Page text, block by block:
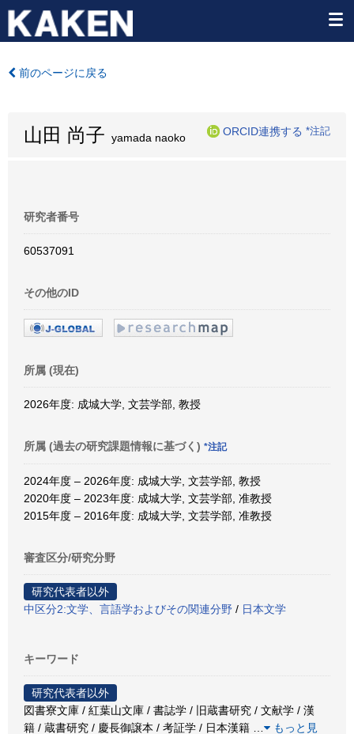
前のページに戻る
山田 尚子 yamada naoko
ORCID連携する *注記
研究者番号
60537091
その他のID
所属 (現在)
2026年度: 成城大学, 文芸学部, 教授
所属 (過去の研究課題情報に基づく) *注記
2024年度 – 2026年度: 成城大学, 文芸学部, 教授
2020年度 – 2023年度: 成城大学, 文芸学部, 准教授
2015年度 – 2016年度: 成城大学, 文芸学部, 准教授
審査区分/研究分野
研究代表者以外
中区分2:文学、言語学およびその関連分野 / 日本文学
キーワード
研究代表者以外
図書寮文庫 / 紅葉山文庫 / 書誌学 / 旧蔵書研究 / 文献学 / 漢
籍 / 蔵書研究 / 慶長御譲本 / 考証学 / 日本漢籍
もっと見